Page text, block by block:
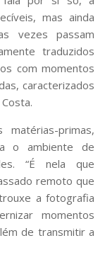
mas ainda
vezes passam
traduzidos
com momentos
caracterizados
primas,
o ambiente de
“É nela que
remoto que
a fotografia
momentos
de transmitir a